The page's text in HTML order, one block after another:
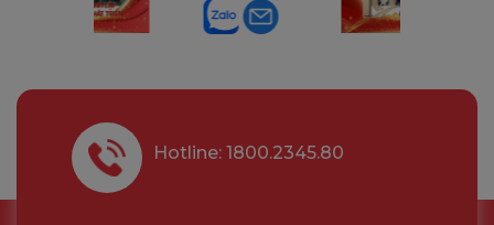
Hotline: 1800.2345.80